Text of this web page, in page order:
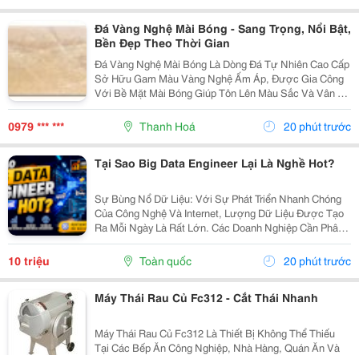
Đá Vàng Nghệ Mài Bóng - Sang Trọng, Nổi Bật,
Bền Đẹp Theo Thời Gian
Đá Vàng Nghệ Mài Bóng Là Dòng Đá Tự Nhiên Cao Cấp
Sở Hữu Gam Màu Vàng Nghệ Ấm Áp, Được Gia Công
Với Bề Mặt Mài Bóng Giúp Tôn Lên Màu Sắc Và Vân Đá
Tự Nhiên. Với Độ Cứng Cao, Khả Năng Chịu Lực Tốt
Và Tính Thẩm Mỹ Vượt Trội, Sản Phẩm Được Ứng
Dụng Rộng...
0979 *** *** Thanh Hoá 20 phút trước
Tại Sao Big Data Engineer Lại Là Nghề Hot?
Sự Bùng Nổ Dữ Liệu: Với Sự Phát Triển Nhanh Chóng
Của Công Nghệ Và Internet, Lượng Dữ Liệu Được Tạo
Ra Mỗi Ngày Là Rất Lớn. Các Doanh Nghiệp Cần Phân
Tích Và Xử Lý Dữ Liệu Này Để Đưa Ra Các Quyết Định
Kinh Doanh Chính Xác Và Chiến Lược. Nhu Cầu Về...
10 triệu Toàn quốc 20 phút trước
Máy Thái Rau Củ Fc312 - Cắt Thái Nhanh
Máy Thái Rau Củ Fc312 Là Thiết Bị Không Thể Thiếu
Tại Các Bếp Ăn Công Nghiệp, Nhà Hàng, Quán Ăn Và